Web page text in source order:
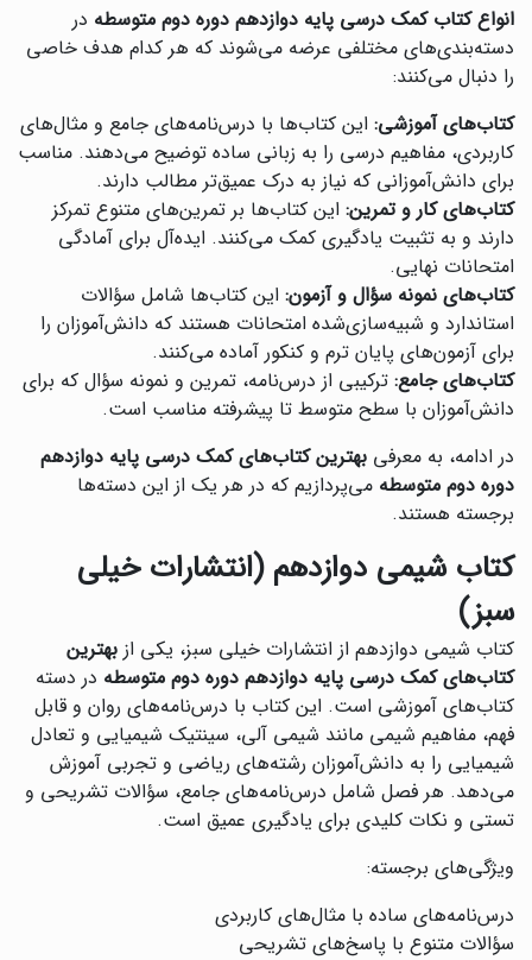
انواع کتاب کمک درسی پایه دوازدهم دوره دوم متوسطه در
دسته‌بندی‌های مختلفی عرضه می‌شوند که هر کدام هدف خاصی
را دنبال می‌کنند:
کتاب‌های آموزشی: این کتاب‌ها با درس‌نامه‌های جامع و مثال‌های
کاربردی، مفاهیم درسی را به زبانی ساده توضیح می‌دهند. مناسب
برای دانش‌آموزانی که نیاز به درک عمیق‌تر مطالب دارند.
کتاب‌های کار و تمرین: این کتاب‌ها بر تمرین‌های متنوع تمرکز
دارند و به تثبیت یادگیری کمک می‌کنند. ایده‌آل برای آمادگی
امتحانات نهایی.
کتاب‌های نمونه سؤال و آزمون: این کتاب‌ها شامل سؤالات
استاندارد و شبیه‌سازی‌شده امتحانات هستند که دانش‌آموزان را
برای آزمون‌های پایان ترم و کنکور آماده می‌کنند.
کتاب‌های جامع: ترکیبی از درس‌نامه، تمرین و نمونه سؤال که برای
دانش‌آموزان با سطح متوسط تا پیشرفته مناسب است.
در ادامه، به معرفی بهترین کتاب‌های کمک درسی پایه دوازدهم
دوره دوم متوسطه می‌پردازیم که در هر یک از این دسته‌ها
برجسته هستند.
کتاب شیمی دوازدهم (انتشارات خیلی
سبز)
کتاب شیمی دوازدهم از انتشارات خیلی سبز، یکی از بهترین
کتاب‌های کمک درسی پایه دوازدهم دوره دوم متوسطه در دسته
کتاب‌های آموزشی است. این کتاب با درس‌نامه‌های روان و قابل
فهم، مفاهیم شیمی مانند شیمی آلی، سینتیک شیمیایی و تعادل
شیمیایی را به دانش‌آموزان رشته‌های ریاضی و تجربی آموزش
می‌دهد. هر فصل شامل درس‌نامه‌های جامع، سؤالات تشریحی و
تستی و نکات کلیدی برای یادگیری عمیق است.
ویژگی‌های برجسته:
درس‌نامه‌های ساده با مثال‌های کاربردی
سؤالات متنوع با پاسخ‌های تشریحی